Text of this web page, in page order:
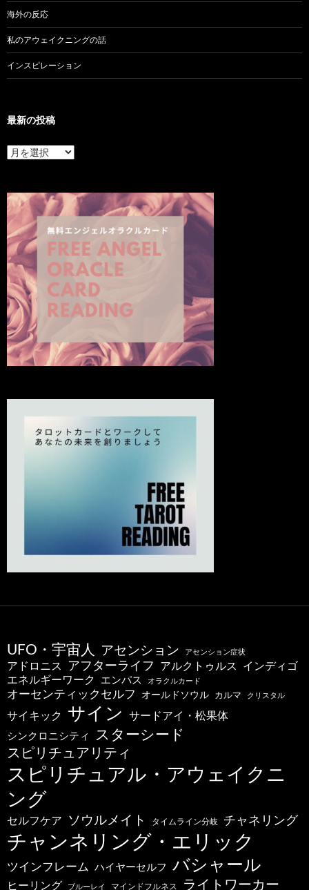
海外の反応
私のアウェイクニングの話
インスピレーション
最新の投稿
最
新
稿
UFO・宇宙人 アセンション アセンション症状
アドロニス アフターライフ アルクトゥルス インディゴ
エネルギーワーク エンパス オラクルカード
オーセンティックセルフ オールドソウル カルマ クリスタル
サイキック サイン サードアイ・松果体
シンクロニシティ スターシード
スピリチュアリティ
スピリチュアル・アウェイクニ
ング
セルフケア ソウルメイト タイムライン分岐 チャネリング
チャンネリング・エリック
ツインフレーム ハイヤーセルフ バシャール
ヒーリング ブルーレイ マインドフルネス ライトワーカー